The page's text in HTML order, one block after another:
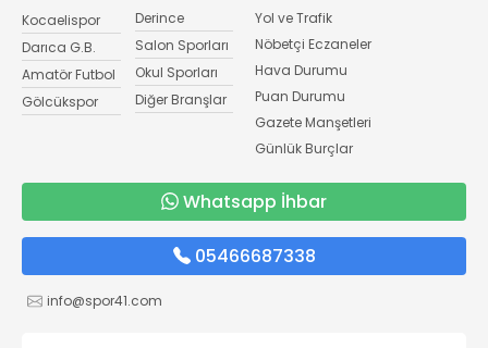
Kocaelispor
Darıca G.B.
Amatör Futbol
Gölcükspor
Derince
Salon Sporları
Okul Sporları
Diğer Branşlar
Yol ve Trafik
Nöbetçi Eczaneler
Hava Durumu
Puan Durumu
Gazete Manşetleri
Günlük Burçlar
Whatsapp İhbar
05466687338
info@spor41.com